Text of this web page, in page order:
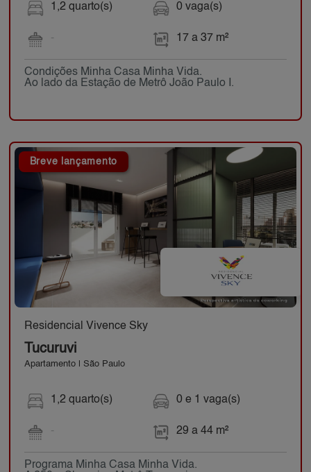
1,2 quarto(s)
-
0 vaga(s)
17 a 37 m²
Condições Minha Casa Minha Vida.
Ao lado da Estação de Metrô João Paulo I.
Breve lançamento
Residencial Vivence Sky
Tucuruvi
Apartamento | São Paulo
1,2 quarto(s)
-
0 e 1 vaga(s)
29 a 44 m²
Programa Minha Casa Minha Vida.